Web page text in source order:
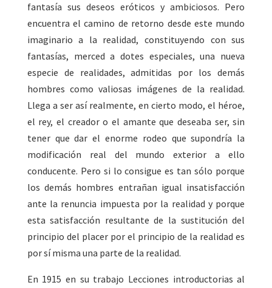
fantasía sus deseos eróticos y ambiciosos. Pero
encuentra el camino de retorno desde este mundo
imaginario a la realidad, constituyendo con sus
fantasías, merced a dotes especiales, una nueva
especie de realidades, admitidas por los demás
hombres como valiosas imágenes de la realidad.
Llega a ser así realmente, en cierto modo, el héroe,
el rey, el creador o el amante que deseaba ser, sin
tener que dar el enorme rodeo que supondría la
modificación real del mundo exterior a ello
conducente. Pero si lo consigue es tan sólo porque
los demás hombres entrañan igual insatisfacción
ante la renuncia impuesta por la realidad y porque
esta satisfacción resultante de la sustitución del
principio del placer por el principio de la realidad es
por sí misma una parte de la realidad.
En 1915 en su trabajo Lecciones introductorias al